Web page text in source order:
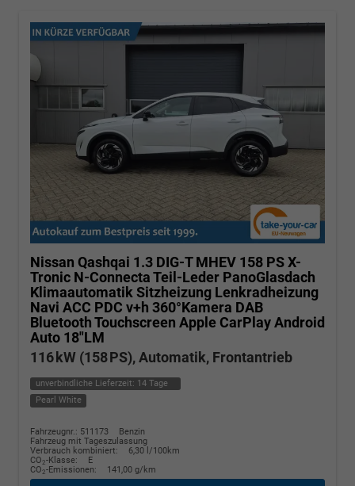
Nissan Qashqai 1.3 DIG-T MHEV 158 PS X-
Tronic N-Connecta Teil-Leder PanoGlasdach
Klimaautomatik Sitzheizung Lenkradheizung
Navi ACC PDC v+h 360°Kamera DAB
Bluetooth Touchscreen Apple CarPlay Android
Auto 18"LM
116 kW (158 PS), Automatik, Frontantrieb
unverbindliche Lieferzeit: 14 Tage
Pearl White
Fahrzeugnr.: 511173
Benzin
Fahrzeug mit Tageszulassung
Verbrauch kombiniert:
6,30 l/100km
CO2-Klasse:
E
CO2-Emissionen: 141,00 g/km